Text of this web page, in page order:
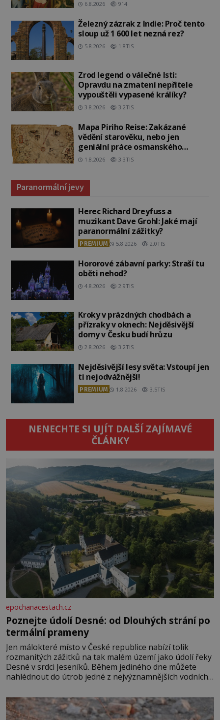
6.8.2026 914
Železný zázrak z Indie: Proč tento
sloup už 1 600 let nezná rez?
5.8.2026 1.8TIS
Zrod legend o válečné lsti:
Opravdu na zmatení nepřítele
vypouštěli vypasené králíky?
3.8.2026 3.2TIS
Mapa Piriho Reise: Zakázané
vědění starověku, nebo jen
geniální práce osmanského
admirála?
1.8.2026 3.3TIS
Paranormální jevy
Herec Richard Dreyfuss a
muzikant Dave Grohl: Jaké mají
paranormální zážitky?
PREMIUM 5.8.2026 2.0TIS
Hororové zábavní parky: Straší tu
oběti nehod?
4.8.2026 2.9TIS
Kroky v prázdných chodbách a
přízraky v oknech: Nejděsivější
domy v Česku budí hrůzu
2.8.2026 3.2TIS
Nejděsivější lesy světa: Vstoupí jen
ti nejodvážnější!
PREMIUM 1.8.2026 3.5TIS
NENECHTE SI UJÍT DALŠÍ ZAJÍMAVÉ
ČLÁNKY
epochanacestach.cz
Poznejte údolí Desné: od Dlouhých strání po
termální prameny
Jen málokteré místo v České republice nabízí tolik
rozmanitých zážitků na tak malém území jako údolí řeky
Desné v srdci Jeseníků. Během jediného dne můžete
nahlédnout do útrob jedné z nejvýznamnějších vodních
se na koloběžce a den zakončit poznáváním památek ve
Velkých Losinách nebo v termálním